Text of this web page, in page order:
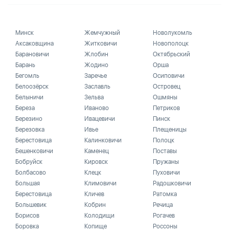
Минск
Аксаковщина
Барановичи
Барань
Бегомль
Белоозёрск
Белыничи
Береза
Березино
Березовка
Берестовица
Бешенковичи
Бобруйск
Болбасово
Большая
Берестовица
Большевик
Борисов
Боровка
Жемчужный
Житковичи
Жлобин
Жодино
Заречье
Заславль
Зельва
Иваново
Ивацевичи
Ивье
Калинковичи
Каменец
Кировск
Клецк
Климовичи
Кличев
Кобрин
Колодищи
Копище
Новолукомль
Новополоцк
Октябрьский
Орша
Осиповичи
Островец
Ошмяны
Петриков
Пинск
Плещеницы
Полоцк
Поставы
Пружаны
Пуховичи
Радошковичи
Ратомка
Речица
Рогачев
Россоны